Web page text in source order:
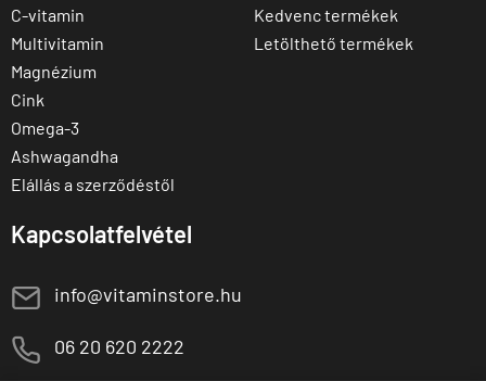
C-vitamin
Multivitamin
Magnézium
Cink
Omega-3
Ashwagandha
Elállás a szerződéstől
Kedvenc termékek
Letölthető termékek
Kapcsolatfelvétel
E info@vitaminstore.hu
M 06 20 620 2222